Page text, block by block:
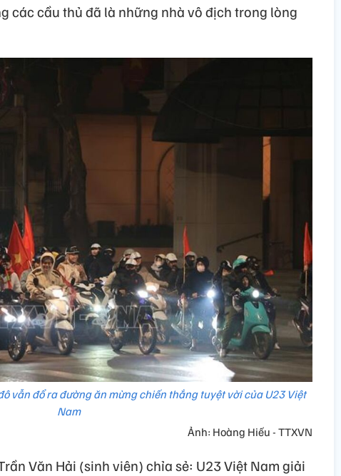
các cầu thủ đã là những nhà vô địch trong lòng
vẫn đổ ra đường ăn mừng chiến thắng tuyệt vời của U23 Việt
Nam
Ảnh: Hoàng Hiếu - TTXVN
Văn Hải (sinh viên) chỉa sẻ: U23 Việt Nam giải